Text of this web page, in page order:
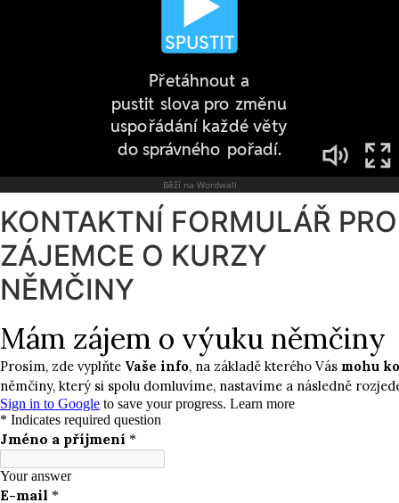
KONTAKTNÍ FORMULÁŘ PRO
ZÁJEMCE O KURZY
NĚMČINY